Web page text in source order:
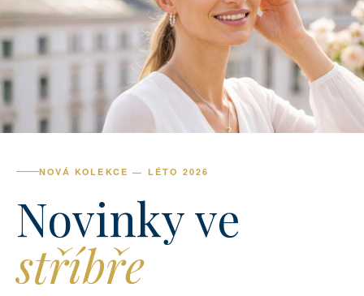
NOVÁ KOLEKCE — LÉTO 2026
Novinky ve
stříbře